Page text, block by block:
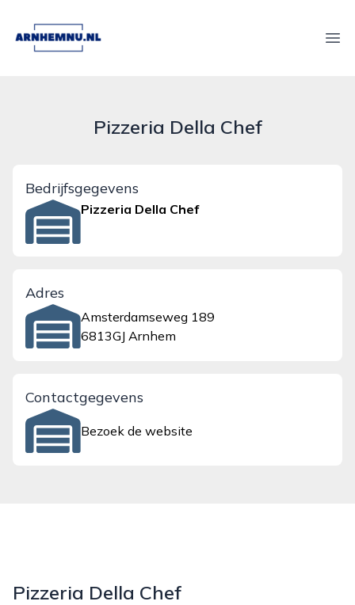
arnhemnu.nl
Pizzeria Della Chef
Bedrijfsgegevens
Pizzeria Della Chef
Adres
Amsterdamseweg 189
6813GJ Arnhem
Contactgegevens
Bezoek de website
Pizzeria Della Chef